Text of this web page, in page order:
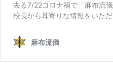
去る7/22コロナ禍で「麻布流
校長から耳寄りな情報をいた
麻布流儀